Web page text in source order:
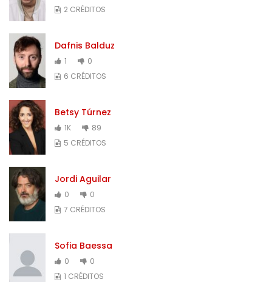
2 CRÉDITOS
Dafnis Balduz
1
0
6 CRÉDITOS
Betsy Túrnez
1K
89
5 CRÉDITOS
Jordi Aguilar
0
0
7 CRÉDITOS
Sofia Baessa
0
0
1 CRÉDITOS